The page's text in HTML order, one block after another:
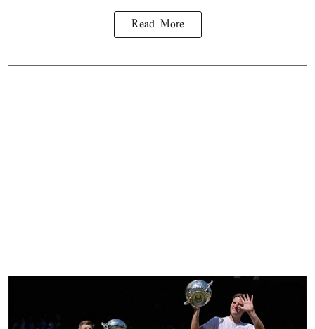
Read More